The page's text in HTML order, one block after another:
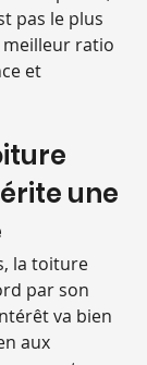
pas le plus
meilleur ratio
et
une
la toiture
par son
va bien
aux